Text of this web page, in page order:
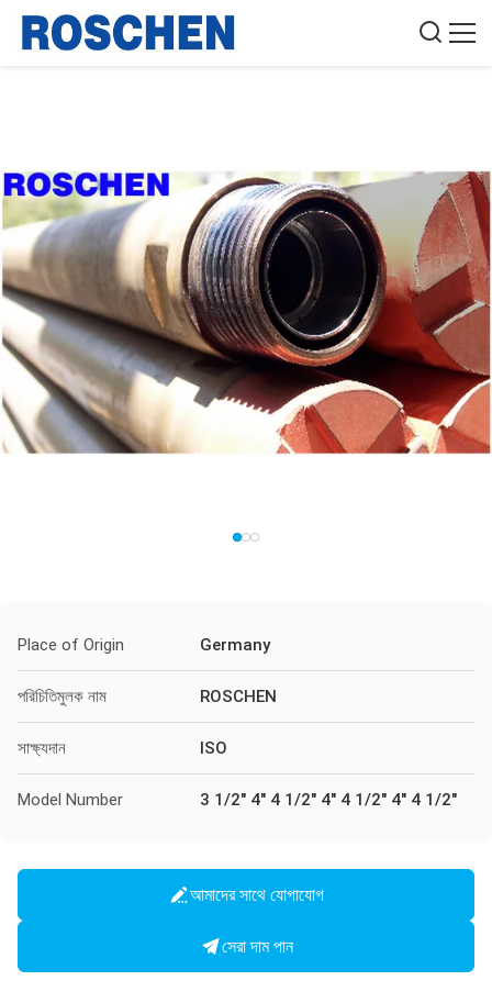
Place of Origin Germany
পরিচিতিমুলক নাম ROSCHEN
সাক্ষ্যদান ISO
Model Number 3 1/2" 4" 4 1/2" 4" 4 1/2" 4" 4 1/2"
আমাদের সাথে যোগাযোগ
সেরা দাম পান